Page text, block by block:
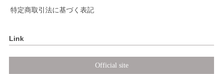
特定商取引法に基づく表記
Link
Official site